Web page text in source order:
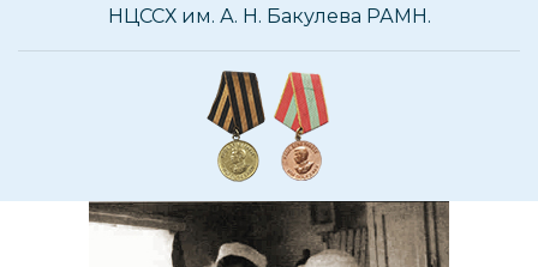
НЦССХ им. А. Н. Бакулева РАМН.